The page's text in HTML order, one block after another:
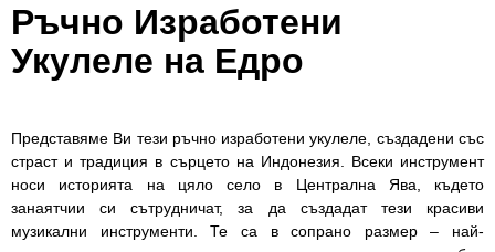
Ръчно Изработени
Укулеле на Едро
Представяме Ви тези ръчно изработени укулеле, създадени със
страст и традиция в сърцето на Индонезия. Всеки инструмент
носи историята на цяло село в Централна Ява, където
занаятчии си сътрудничат, за да създадат тези красиви
музикални инструменти. Те са в сопрано размер – най-